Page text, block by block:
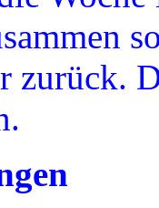
zurück.